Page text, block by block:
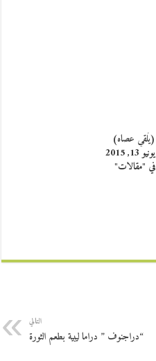
(يُلقي عصاه)
يونيو 13, 2015
في "مقالات"
التالي
“دراجنوف ” دراما ليبية بطعم الثورة